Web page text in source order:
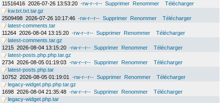
11516416 2026-07-26 13:53:20 -rw-r--r-- Supprimer Renommer
Télécharger
kw.txt.txt.tar.gz
2509498 2026-07-26 10:17:46 -rw-r--r-- Supprimer Renommer
Télécharger
latest-comments.tar
11264 2026-08-04 13:15:20 -rw-r--r-- Supprimer Renommer
Télécharger
latest-comments.tar.gz
1215 2026-08-04 13:15:20 -rw-r--r-- Supprimer Renommer
Télécharger
latest-posts.php.php.tar.gz
2734 2026-08-05 01:19:03 -rw-r--r-- Supprimer Renommer
Télécharger
latest-posts.php.tar
10752 2026-08-05 01:19:01 -rw-r--r-- Supprimer Renommer
Télécharger
legacy-widget.php.php.tar.gz
1698 2026-08-04 21:35:48 -rw-r--r-- Supprimer Renommer
Télécharger
legacy-widget.php.tar